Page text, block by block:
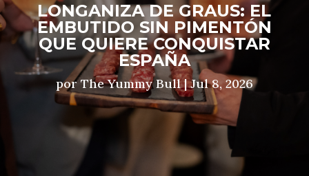
LONGANIZA DE GRAUS: EL
EMBUTIDO SIN PIMENTÓN
QUE QUIERE CONQUISTAR
ESPAÑA
porThe Yummy Bull|Jul 8, 2026